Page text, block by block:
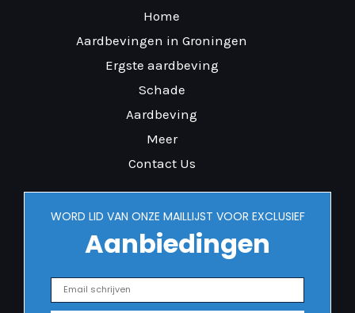
Home
Aardbevingen in Groningen
Ergste aardbeving
Schade
Aardbeving
Meer
Contact Us
WORD LID VAN ONZE MAILLIJST VOOR EXCLUSIEF
Aanbiedingen